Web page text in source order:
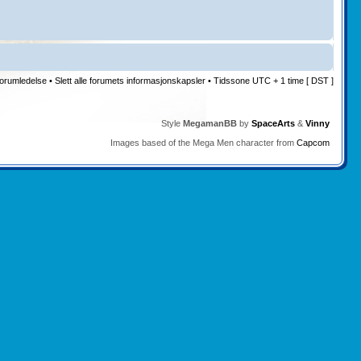
•Slett alle forumets informasjonskapsler • Tidssone UTC + 1 time [ DST ]
StyleMegamanBB bySpaceArts &Vinny
Images based of the Mega Men character fromCapcom